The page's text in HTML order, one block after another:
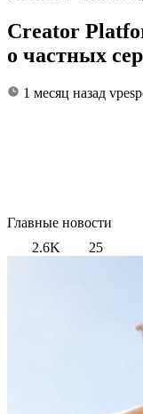
Creator
о частных
1 месяц назад
Главные новости
2.6K
25